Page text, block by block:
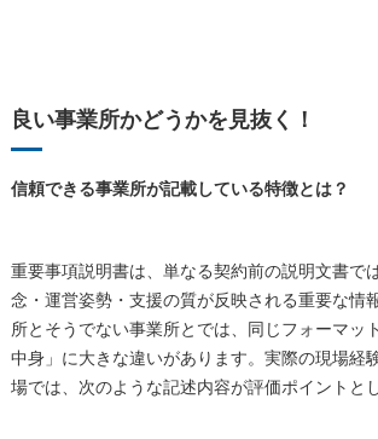
良い事業所かどうかを見抜く！
信頼できる事業所が記載している特徴とは？
重要事項説明書は、単なる契約前の説明文書で
念・運営姿勢・支援の質が反映される重要な情
所とそうでない事業所とでは、同じフォーマッ
中身」に大きな違いがあります。実際の現場経
場では、次のような記述内容が評価ポイントと